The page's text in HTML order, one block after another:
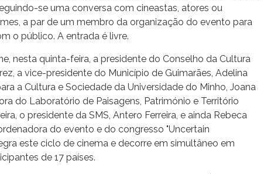
se uma conversa com cineastas, atores ou
a par de um membro da organização do evento para
o público. A entrada é livre.
nesta quinta-feira, a presidente do Conselho da Cultura
a vice-presidente do Município de Guimarães, Adelina
a Cultura e Sociedade da Universidade do Minho, Joana
do Laboratório de Paisagens, Património e Território
o presidente da SMS, Antero Ferreira, e ainda Rebeca
do evento e do congresso "Uncertain
este ciclo de cinema e decorre em simultâneo em
de 17 países.